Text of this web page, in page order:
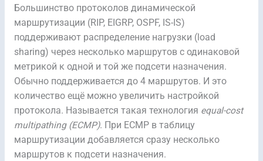
Большинство протоколов динамической
маршрутизации (RIP, EIGRP, OSPF, IS-IS)
поддерживают распределение нагрузки (load
sharing) через несколько маршрутов с одинаковой
метрикой к одной и той же подсети назначения.
Обычно поддерживается до 4 маршрутов. И это
количество ещё можно увеличить настройкой
протокола. Называется такая технология equal-cost
multipathing (ECMP). При ECMP в таблицу
маршрутизации добавляется сразу несколько
маршрутов к подсети назначения.